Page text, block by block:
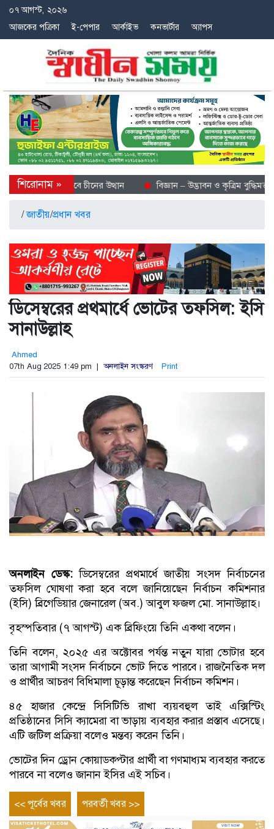
০৭ আগস্ট, ২০২৬
আজকের পত্রিকা
ই-পেপার আর্কাইভ কনভার্টার অ্যাপস
শীতল গন্তব্য হিসেবে চীনের উত্থান বিজ্ঞান – উদ্ভাবন ও কৃত্রিম বুদ্ধিমত্তায়
/জাতীয়/প্রধান খবর
ডিসেম্বরের প্রথমার্ধে ভোটের তফসিল: ইসি
সানাউল্লাহ
Ahmed
07th Aug 2025 1:49 pm | অনলাইন সংস্করণ Print
অনলাইন ডেস্ক:ডিসেম্বরের প্রথমার্ধে জাতীয় সংসদ নির্বাচনের
তফসিল ঘোষণা করা হবে বলে জানিয়েছেন নির্বাচন কমিশনার
(ইসি) ব্রিগেডিয়ার জেনারেল (অব.) আবুল ফজল মো. সানাউল্লাহ।
বৃহস্পতিবার (৭ আগস্ট) এক ব্রিফিংয়ে তিনি একথা বলেন।
তিনি বলেন, ২০২৫ এর অক্টোবর পর্যন্ত নতুন যারা ভোটার হবে
তারা আগামী সংসদ নির্বাচনে ভোট দিতে পারবে। রাজনৈতিক দল
ও প্রার্থীর আচরণ বিধিমালা চূড়ান্ত করেছেন নির্বাচন কমিশন।
৪৫ হাজার কেন্দ্রে সিসিটিভি রাখা ব্যয়বহুল তাই এক্সিস্টিং
প্রতিষ্ঠানের সিসি ক্যামেরা বা ভাড়ায় ব্যবহার করার প্রস্তাব এসেছে।
এটি জটিল প্রক্রিয়া বলেও মন্তব্য করেন তিনি।
ভোটের দিন ড্রোন কোয়াডকপ্টার প্রার্থী বা গণমাধ্যম ব্যবহার করতে
পারবে না বলেও জানান ইসির এই সচিব।
Post
<< পূর্বের খবর
Previous
entry
পরবর্তী খবর >>